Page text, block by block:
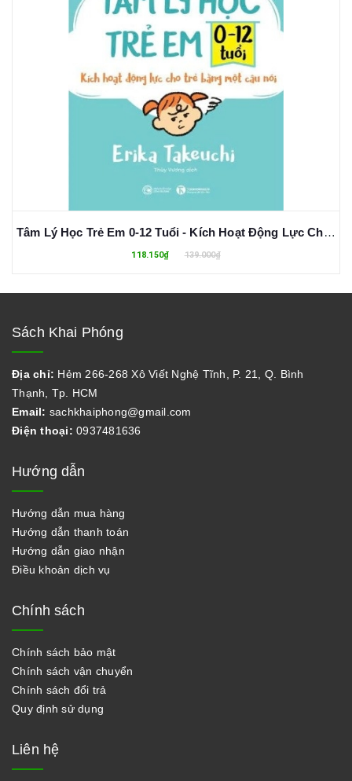
Tâm Lý Học Trẻ Em 0-12 Tuổi - Kích Hoạt Động Lực Cho Trẻ Bằng Một Câu Nói - Erika Takeuchi
118.150₫ 139.000₫
Sách Khai Phóng
Địa chỉ: Hẻm 266-268 Xô Viết Nghệ Tĩnh, P. 21, Q. Bình
Thạnh, Tp. HCM
Email: sachkhaiphong@gmail.com
Điện thoại: 0937481636
Hướng dẫn
Hướng dẫn mua hàng
Hướng dẫn thanh toán
Hướng dẫn giao nhận
Điều khoản dịch vụ
Chính sách
Chính sách bảo mật
Chính sách vận chuyển
Chính sách đổi trả
Quy định sử dụng
Liên hệ